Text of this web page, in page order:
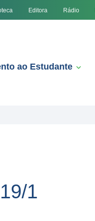
Editora Rádio
ao Estudante
1